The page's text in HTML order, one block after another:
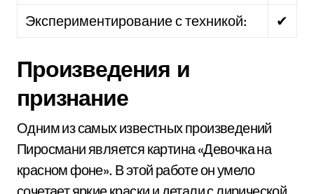
Экспериментирование с техникой:
✔
Произведения и
признание
Одним из самых известных произведений
Пиросмани является картина «Девочка на
красном фоне». В этой работе он умело